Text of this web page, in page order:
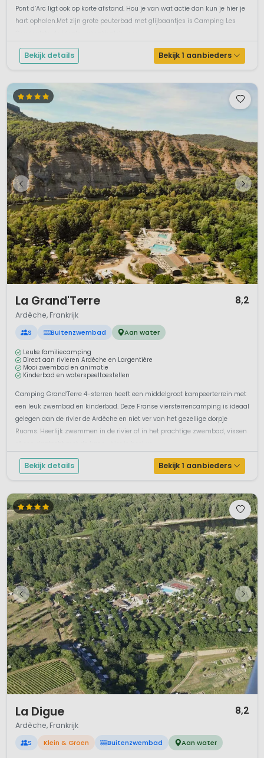
Pont d’Arc ligt ook op korte afstand. Hou je van wat actie dan kun je hier je
hart ophalen.Met zijn grote peuterbad met glijbaantjes is Camping Les
Bekijk details Bekijk 1 aanbieders
La Grand'Terre 8,2
Ardèche, Frankrijk
S Buitenzwembad Aan water
Leuke familiecamping
Direct aan rivieren Ardèche en Largentière
Mooi zwembad en animatie
Kinderbad en waterspeeltoestellen
Camping Grand’Terre 4-sterren heeft een middelgroot kampeerterrein met
een leuk zwembad en kinderbad. Deze Franse viersterrencamping is ideaal
gelegen aan de rivier de Ardèche en niet ver van het gezellige dorpje
Ruoms. Heerlijk zwemmen in de rivier of in het prachtige zwembad, vissen
Bekijk details Bekijk 1 aanbieders
La Digue 8,2
Ardèche, Frankrijk
S Klein & Groen Buitenzwembad Aan water